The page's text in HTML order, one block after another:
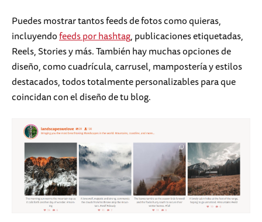
Puedes mostrar tantos feeds de fotos como quieras,
incluyendofeeds por hashtag, publicaciones etiquetadas,
Reels, Stories y más. También hay muchas opciones de
diseño, como cuadrícula, carrusel, mampostería y estilos
destacados, todos totalmente personalizables para que
coincidan con el diseño de tu blog.